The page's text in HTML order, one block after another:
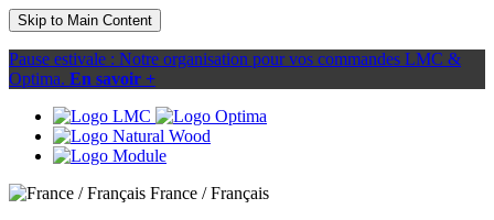
Skip to Main Content
Pause estivale : Notre organisation pour vos commandes LMC &
Optima. En savoir +
France / Français